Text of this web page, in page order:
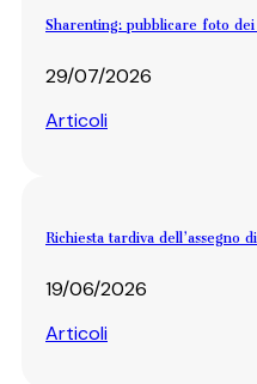
Sharenting: pubblicare foto
29/07/2026
Articoli
Richiesta tardiva dell’assegno
19/06/2026
Articoli